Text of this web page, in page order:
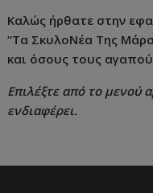
Καλώς ήρθατε στην
“Τα ΣκυλοΝέα Της
και όσους τους
Επιλέξτε από το μενού
ενδιαφέρει.